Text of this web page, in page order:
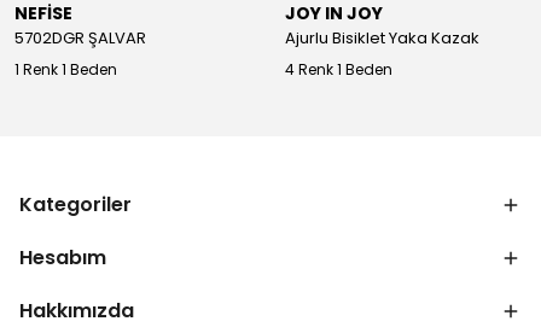
NEFİSE
5702DGR ŞALVAR
1 Renk 1 Beden
JOY IN JOY
Ajurlu Bisiklet Yaka Kazak
4 Renk 1 Beden
Kategoriler
Hesabım
Hakkımızda